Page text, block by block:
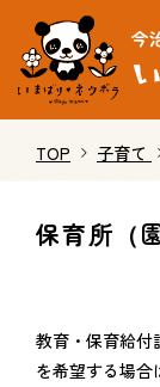
TOP 子育て
保育所（
教育・保育給付
を希望する場